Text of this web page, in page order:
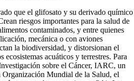
que el glifosato y su derivado químico
riesgos importantes para la salud de
contaminados, y entre quienes
mecánica o con aviones
la biodiversidad, y distorsionan el
acuáticos y terrestres. Para
sobre el Cáncer, IARC, un
Organización Mundial de la Salud, el